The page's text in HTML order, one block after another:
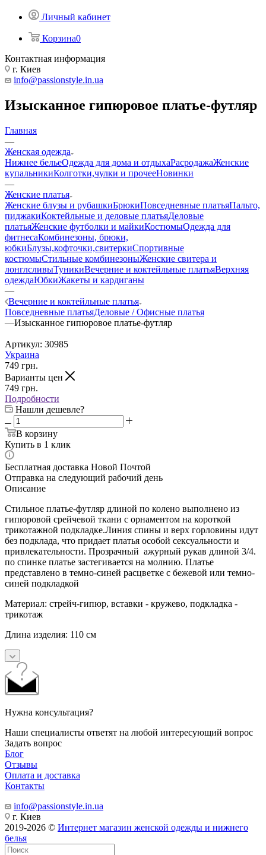
Личный кабинет
Корзина0
Контактная информация
г. Киев
info@passionstyle.in.ua
Изысканное гипюровое платье-футляр
Главная
—
Женская одежда
Нижнее бельеОдежда для дома и отдыхаРасродажаЖенские
купальникиКолготки,чулки и прочееНовинки
—
Женские платья
Женские блузы и рубашкиБрюкиПовседневные платьяПальто,
пиджакиКоктейльные и деловые платьяДеловые
платьяЖенские футболки и майкиКостюмыОдежда для
фитнесаКомбинезоны, брюки,
юбкиБлузы,кофточки,свитеркиСпортивные
костюмыСтильные комбинезоныЖенские свитера и
лонглсливыТуникиВечерние и коктейльные платьяВерхняя
одеждаЮбкиЖакеты и кардиганы
—
Вечерние и коктейльные платья
Повседневные платьяДеловые / Офисные платья
—Изысканное гипюровое платье-футляр
Артикул: 30985
Украина
749 грн.
Варианты цен
749 грн.
Подробности
Нашли дешевле?
В корзину
Купить в 1 клик
Бесплатная доставка Новой Почтой
Отправка на следующий рабочий день
Описание
Стильное платье-футляр длиной по колено выполнено из
гипюровой срейчевой ткани с орнаментом на короткой
трикотажной подкладке.Линия спины и верх горловины идут
без подклада, что придает платья особой сексуальности и
привлекательности. Прозрачный ажурный рукав длиной 3/4.
по спинке платье застегивается на молнию. Платье
представлено в темно-синей расцветке с бежевой или темно-
синей подкладкой
Материал: стрейч-гипюр, вставки - кружево, подкладка -
трикотаж
Длина изделия: 110 см
Нужна консультация?
Наши специалисты ответят на любой интересующий вопрос
Задать вопрос
Блог
Отзывы
Оплата и доставка
Контакты
info@passionstyle.in.ua
г. Киев
2019-2026 © Интернет магазин женской одежды и нижнего
белья